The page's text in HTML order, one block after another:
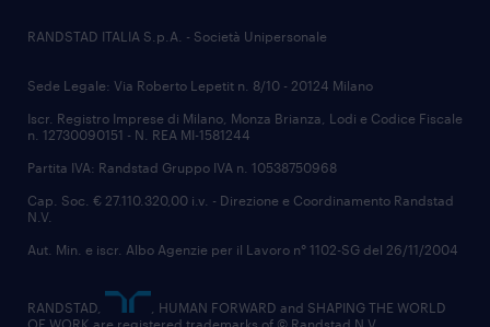
RANDSTAD ITALIA S.p.A. - Società Unipersonale
Sede Legale: Via Roberto Lepetit n. 8/10 - 20124 Milano
Iscr. Registro Imprese di Milano, Monza Brianza, Lodi e Codice Fiscale
n. 12730090151 - N. REA MI-1581244
Partita IVA: Randstad Gruppo IVA n. 10538750968
Cap. Soc. € 27.110.320,00 i.v. - Direzione e Coordinamento Randstad
N.V.
Aut. Min. e iscr. Albo Agenzie per il Lavoro n° 1102-SG del 26/11/2004
RANDSTAD,
, HUMAN FORWARD and SHAPING THE WORLD
OF WORK are registered trademarks of © Randstad N.V.